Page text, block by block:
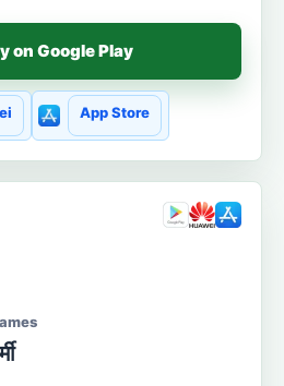
on Google Play
App Store